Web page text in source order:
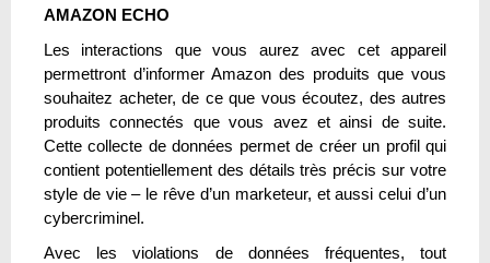
AMAZON ECHO
Les interactions que vous aurez avec cet appareil
permettront d’informer Amazon des produits que vous
souhaitez acheter, de ce que vous écoutez, des autres
produits connectés que vous avez et ainsi de suite.
Cette collecte de données permet de créer un profil qui
contient potentiellement des détails très précis sur votre
style de vie – le rêve d’un marketeur, et aussi celui d’un
cybercriminel.
Avec les violations de données fréquentes, tout